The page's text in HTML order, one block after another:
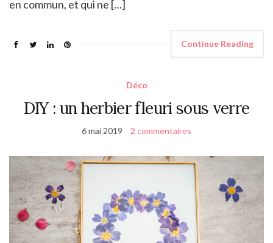
en commun, et qui ne […]
Continue Reading
Déco
DIY : un herbier fleuri sous verre
6 mai 2019 2 commentaires